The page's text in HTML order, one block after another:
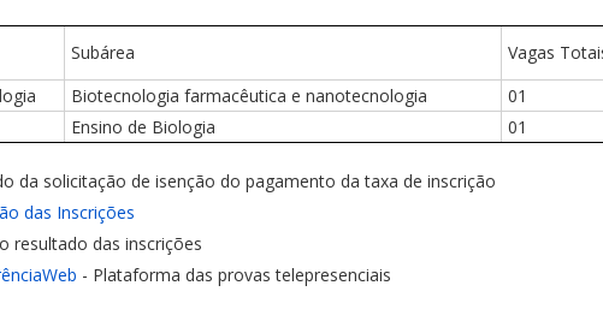
Subárea Vagas
Biotecnologia farmacêutica e nanotecnologia 01
Ensino de Biologia 01
da solicitação de isenção do pagamento da taxa de inscrição
das Inscrições
resultado das inscrições
- Plataforma das provas telepresenciais